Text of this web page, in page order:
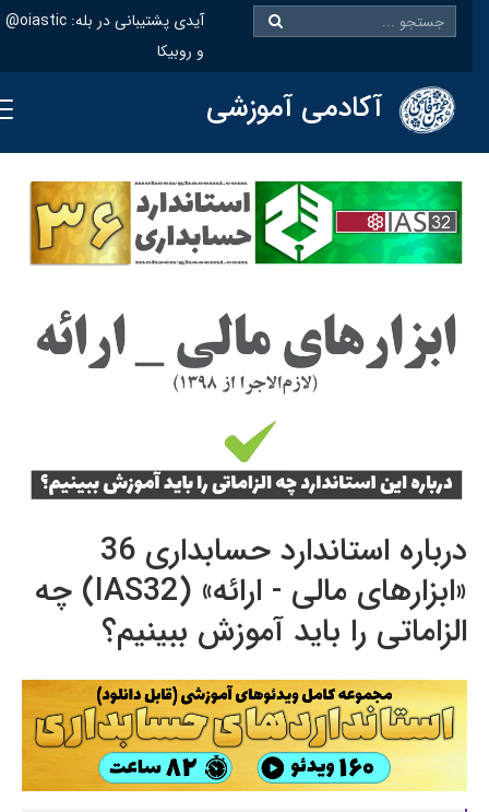
@oiastic :آیدی پشتیبانی در بله
و روبیکا
آکادمی آموزشی
درباره استاندارد حسابداری 36
«ابزارهای مالی - ارائه» (IAS32) چه
الزاماتی را باید آموزش ببینیم؟